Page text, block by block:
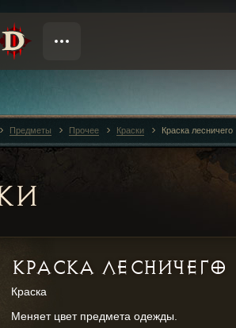
КРАСКА ЛЕСНИЧЕГО
Краска
Меняет цвет предмета одежды.
Предметы Прочее Краски Краска лесничего